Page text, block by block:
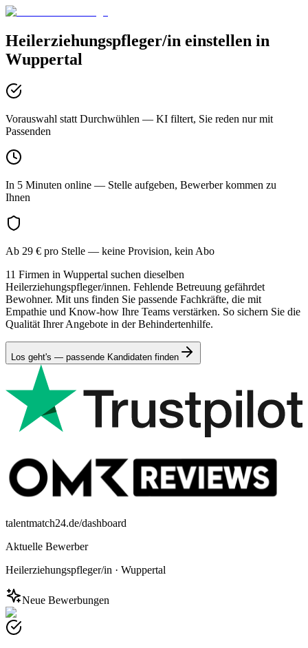
Heilerziehungspfleger/in einstellen in
Wuppertal
Vorauswahl statt Durchwühlen — KI filtert, Sie reden nur mit
Passenden
In 5 Minuten online — Stelle aufgeben, Bewerber kommen zu
Ihnen
Ab 29 € pro Stelle — keine Provision, kein Abo
11 Firmen in Wuppertal suchen dieselben
Heilerziehungspfleger/innen. Fehlende Betreuung gefährdet
Bewohner. Mit uns finden Sie passende Fachkräfte, die mit
Empathie und Know-how Ihre Teams verstärken. So sichern Sie die
Qualität Ihrer Angebote in der Behindertenhilfe.
Los geht's — passende Kandidaten finden
talentmatch24.de/dashboard
Aktuelle Bewerber
Heilerziehungspfleger/in · Wuppertal
Neue Bewerbungen